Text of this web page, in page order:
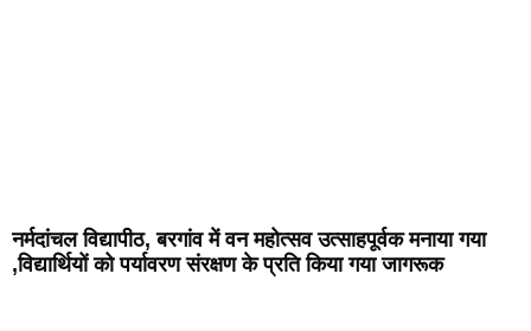
नर्मदांचल विद्यापीठ, बरगांव में वन महोत्सव उत्साहपूर्वक मनाया गया
,विद्यार्थियों को पर्यावरण संरक्षण के प्रति किया गया जागरूक